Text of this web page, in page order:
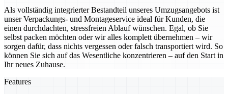
Als vollständig integrierter Bestandteil unseres Umzugsangebots ist
unser Verpackungs- und Montageservice ideal für Kunden, die
einen durchdachten, stressfreien Ablauf wünschen. Egal, ob Sie
selbst packen möchten oder wir alles komplett übernehmen – wir
sorgen dafür, dass nichts vergessen oder falsch transportiert wird. So
können Sie sich auf das Wesentliche konzentrieren – auf den Start in
Ihr neues Zuhause.
Features